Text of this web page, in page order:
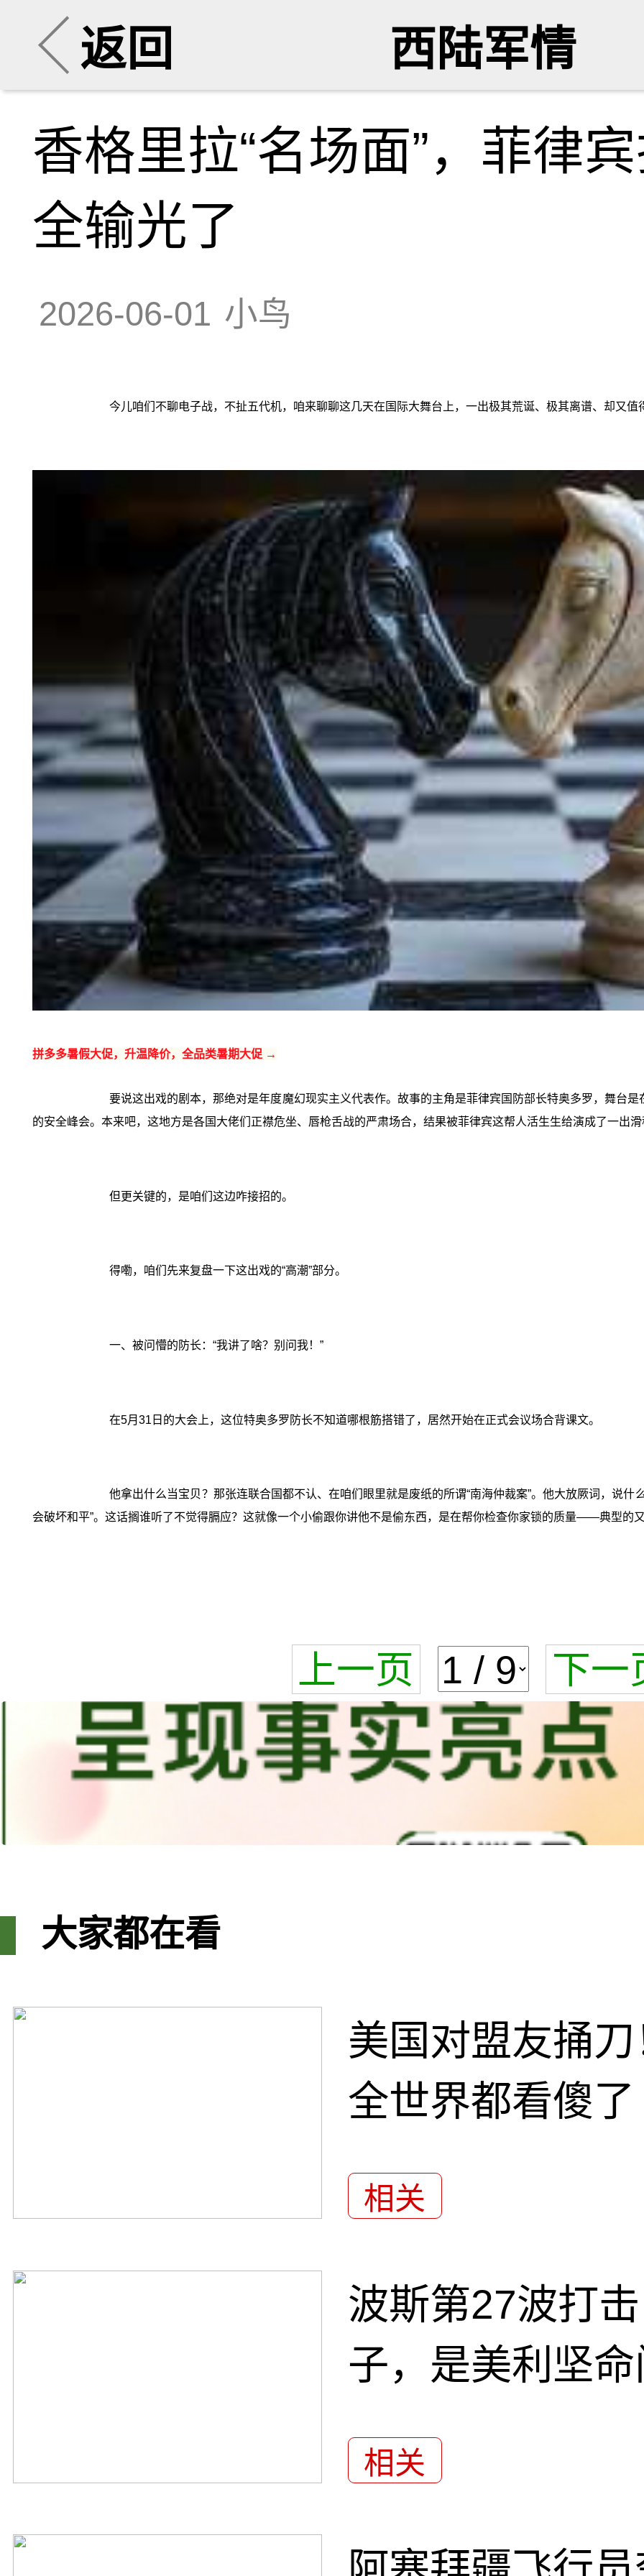
返回 西陆军情
香格里拉“名场面”，菲律
全输光了
2026-06-01 小鸟
今儿咱们不聊电子战，不扯五代机，咱来聊聊这几天在国际大舞台上，一出极其荒诞、极其离谱、却又值
拼多多暑假大促，升温降价，全品类暑期大促 →
要说这出戏的剧本，那绝对是年度魔幻现实主义代表作。故事的主角是菲律宾国防部长特奥多罗，舞台
的安全峰会。本来吧，这地方是各国大佬们正襟危坐、唇枪舌战的严肃场合，结果被菲律宾这帮人活生生给演成了一出
但更关键的，是咱们这边咋接招的。
得嘞，咱们先来复盘一下这出戏的“高潮”部分。
一、被问懵的防长：“我讲了啥？别问我！”
在5月31日的大会上，这位特奥多罗防长不知道哪根筋搭错了，居然开始在正式会议场合背课文。
他拿出什么当宝贝？那张连联合国都不认、在咱们眼里就是废纸的所谓“南海仲裁案”。他大放厥词，说什
会破坏和平”。这话搁谁听了不觉得膈应？这就像一个小偷跟你讲他不是偷东西，是在帮你检查你家锁的质量——典型的
上一页 下一
大家都在看
美国对盟友捅
全世界都看傻了
相关
波斯第27波打
子，是美利坚
相关